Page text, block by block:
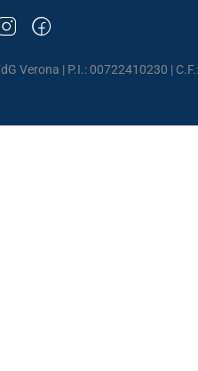
Verona | P.I.: 00722410230 |